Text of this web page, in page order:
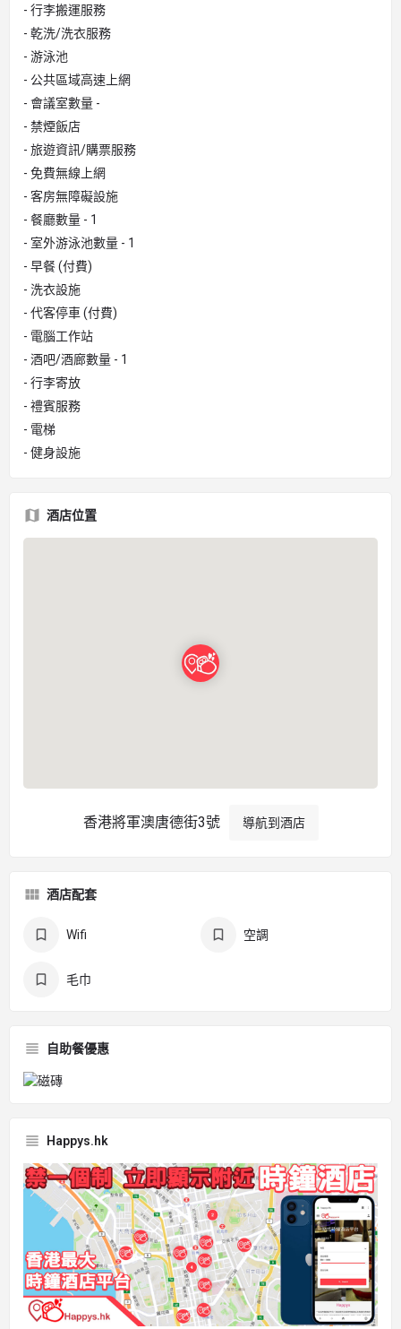
- 行李搬運服務
- 乾洗/洗衣服務
- 游泳池
- 公共區域高速上網
- 會議室數量 -
- 禁煙飯店
- 旅遊資訊/購票服務
- 免費無線上網
- 客房無障礙設施
- 餐廳數量 - 1
- 室外游泳池數量 - 1
- 早餐 (付費)
- 洗衣設施
- 代客停車 (付費)
- 電腦工作站
- 酒吧/酒廊數量 - 1
- 行李寄放
- 禮賓服務
- 電梯
- 健身設施
酒店位置
香港將軍澳唐德街3號 導航到酒店
酒店配套
Wifi 空調
毛巾
自助餐優惠
Happys.hk